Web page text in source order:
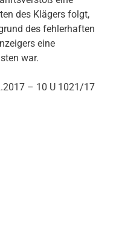
des Klägers folgt,
des fehlerhaften
eine
war.
– 10 U 1021/17